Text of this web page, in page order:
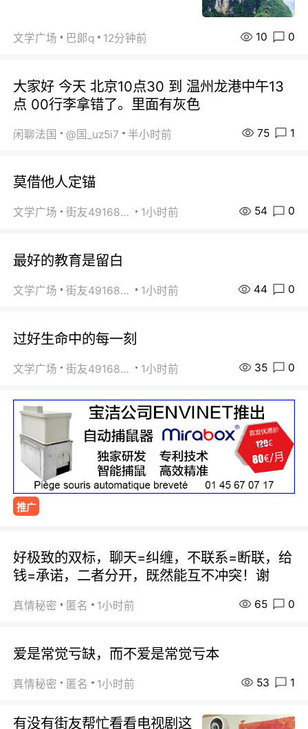
文学广场 巴郞q 12分钟前 10 0
大家好 今天 北京10点30 到 温州龙港中午13
点 00行李拿错了。里面有灰色
闲聊法国 @国_uz5i7 半小时前 75 1
莫借他人定锚
文学广场 街友49168527 1小时前 54 0
最好的教育是留白
文学广场 街友49168527 1小时前 44 0
过好生命中的每一刻
文学广场 街友49168527 1小时前 35 0
推广
好极致的双标，聊天=纠缠，不联系=断联，给
钱=承诺，二者分开，既然能互不冲突！谢
真情秘密 匿名 1小时前 65 0
爱是常觉亏缺，而不爱是常觉亏本
真情秘密 匿名 1小时前 53 1
有没有街友帮忙看看电视剧这